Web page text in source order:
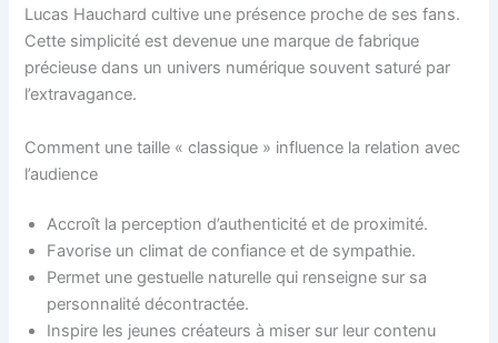
Lucas Hauchard cultive une présence proche de ses fans.
Cette simplicité est devenue une marque de fabrique
précieuse dans un univers numérique souvent saturé par
l’extravagance.
Comment une taille « classique » influence la relation avec
l’audience
Accroît la perception d’authenticité et de proximité.
Favorise un climat de confiance et de sympathie.
Permet une gestuelle naturelle qui renseigne sur sa
personnalité décontractée.
Inspire les jeunes créateurs à miser sur leur contenu